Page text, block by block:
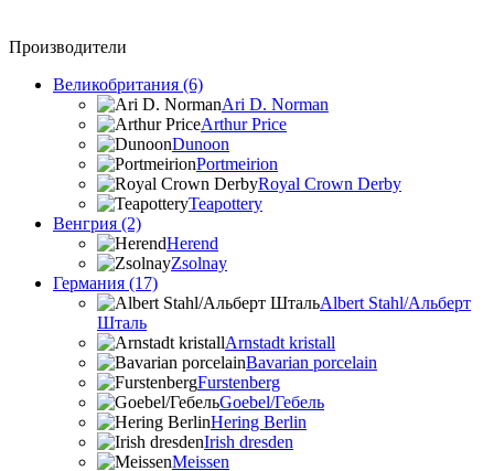
Производители
Великобритания (6)
Ari D. Norman
Arthur Price
Dunoon
Portmeirion
Royal Crown Derby
Teapottery
Венгрия (2)
Herend
Zsolnay
Германия (17)
Albert Stahl/Альбеpт
Шталь
Arnstadt kristall
Bavarian porcelain
Furstenberg
Goebel/Гебель
Hering Berlin
Irish dresden
Meissen